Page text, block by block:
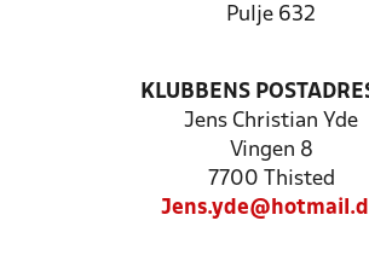
Pulje 632
KLUBBENS
Jens Christian Yde
Vingen 8
7700 Thisted